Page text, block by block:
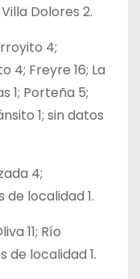
Dolores 2.
4;
4; Freyre 16; La
1; Porteña 5;
1; sin datos
4;
de localidad 1.
11; Río
de localidad 1.